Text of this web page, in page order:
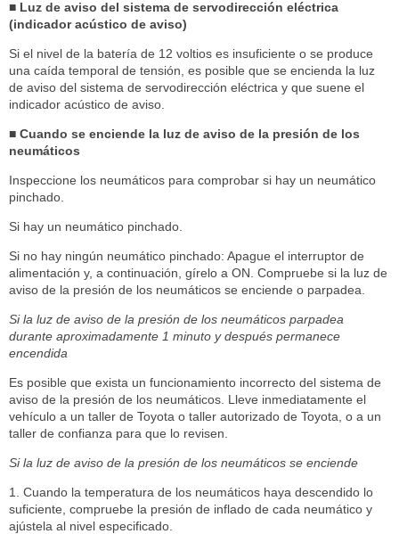
■ Luz de aviso del sistema de servodirección eléctrica
(indicador acústico de aviso)
Si el nivel de la batería de 12 voltios es insuficiente o se produce
una caída temporal de tensión, es posible que se encienda la luz
de aviso del sistema de servodirección eléctrica y que suene el
indicador acústico de aviso.
■ Cuando se enciende la luz de aviso de la presión de los
neumáticos
Inspeccione los neumáticos para comprobar si hay un neumático
pinchado.
Si hay un neumático pinchado.
Si no hay ningún neumático pinchado: Apague el interruptor de
alimentación y, a continuación, gírelo a ON. Compruebe si la luz de
aviso de la presión de los neumáticos se enciende o parpadea.
Si la luz de aviso de la presión de los neumáticos parpadea
durante aproximadamente 1 minuto y después permanece
encendida
Es posible que exista un funcionamiento incorrecto del sistema de
aviso de la presión de los neumáticos. Lleve inmediatamente el
vehículo a un taller de Toyota o taller autorizado de Toyota, o a un
taller de confianza para que lo revisen.
Si la luz de aviso de la presión de los neumáticos se enciende
1. Cuando la temperatura de los neumáticos haya descendido lo
suficiente, compruebe la presión de inflado de cada neumático y
ajústela al nivel especificado.